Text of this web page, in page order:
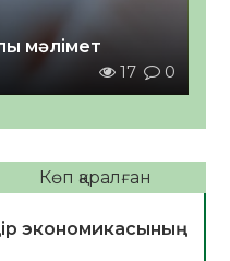
мәлімет
17 0
Көп қаралған
экономикасының